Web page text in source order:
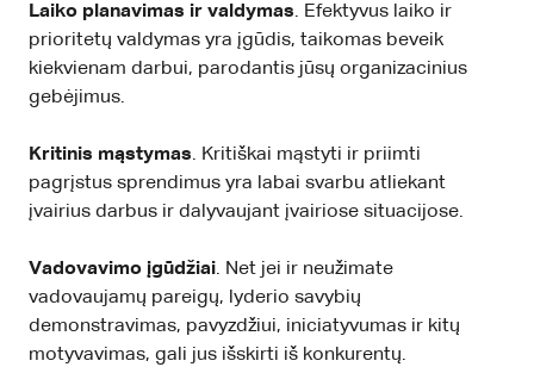
Laiko planavimas ir valdymas. Efektyvus laiko ir
prioritetų valdymas yra įgūdis, taikomas beveik
kiekvienam darbui, parodantis jūsų organizacinius
gebėjimus.
Kritinis mąstymas. Kritiškai mąstyti ir priimti
pagrįstus sprendimus yra labai svarbu atliekant
įvairius darbus ir dalyvaujant įvairiose situacijose.
Vadovavimo įgūdžiai. Net jei ir neužimate
vadovaujamų pareigų, lyderio savybių
demonstravimas, pavyzdžiui, iniciatyvumas ir kitų
motyvavimas, gali jus išskirti iš konkurentų.